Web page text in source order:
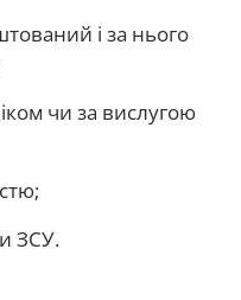
і за нього
чи за вислугою
ЗСУ.